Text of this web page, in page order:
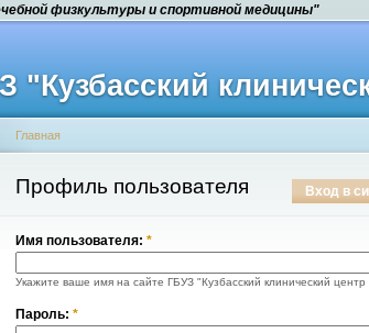
физкультуры и спортивной медицины"
"Кузбасский
Главная
Профиль пользователя Вход в
Имя пользователя: *
Укажите ваше имя на сайте ГБУЗ "Кузбасский клинический
Пароль: *